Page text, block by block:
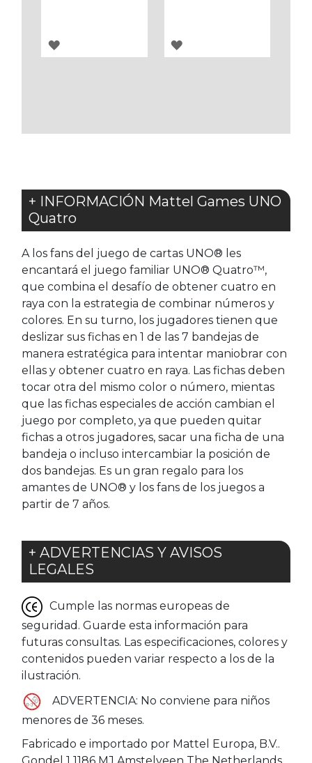
AGREGAR
AGREGAR
+ INFORMACIÓN Mattel Games UNO
Quatro
A los fans del juego de cartas UNO® les
encantará el juego familiar UNO® Quatro™,
que combina el desafío de obtener cuatro en
raya con la estrategia de combinar números y
colores. En su turno, los jugadores tienen que
deslizar sus fichas en 1 de las 7 bandejas de
manera estratégica para intentar maniobrar con
ellas y obtener cuatro en raya. Las fichas deben
tocar otra del mismo color o número, mientas
que las fichas especiales de acción cambian el
juego por completo, ya que pueden quitar
fichas a otros jugadores, sacar una ficha de una
bandeja o incluso intercambiar la posición de
dos bandejas. Es un gran regalo para los
amantes de UNO® y los fans de los juegos a
partir de 7 años.
+ ADVERTENCIAS Y AVISOS
LEGALES
Cumple las normas europeas de
seguridad. Guarde esta información para
futuras consultas. Las especificaciones, colores y
contenidos pueden variar respecto a los de la
ilustración.
ADVERTENCIA: No conviene para niños
menores de 36 meses.
Fabricado e importado por Mattel Europa, B.V..